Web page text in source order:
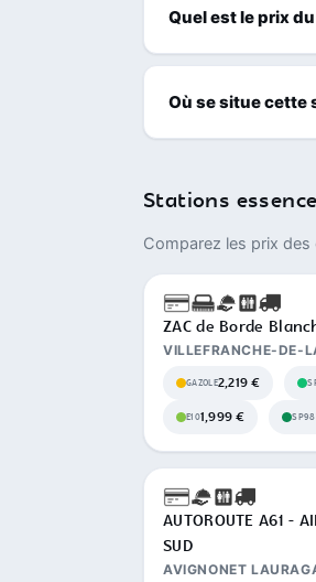
Quel est le prix
Où se situe cette
Stations
Comparez les prix
ZAC de Borde
VILLEFRANCHE-DE-
GAZOLE2,219 €
E101,999 € SP98
AUTOROUTE A61 -
SUD
AVIGNONET